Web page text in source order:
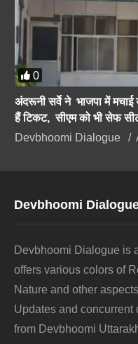
0
अंदरूनी सर्वे ने भाजपा में
हैं टिकट, सीएम को भी सेफ
Devbhoomi Dialogue
Devbhoomi
Devbhoomi Dialogue is
offers various colors of
Nature and other
Updates and
from Devbhoomi